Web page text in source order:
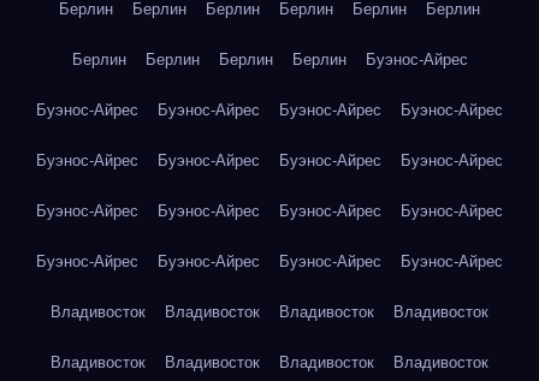
Берлин Берлин Берлин Берлин Берлин Берлин
Берлин Берлин Берлин Берлин Буэнос-Айрес
Буэнос-Айрес Буэнос-Айрес Буэнос-Айрес Буэнос-Айрес
Буэнос-Айрес Буэнос-Айрес Буэнос-Айрес Буэнос-Айрес
Буэнос-Айрес Буэнос-Айрес Буэнос-Айрес Буэнос-Айрес
Буэнос-Айрес Буэнос-Айрес Буэнос-Айрес Буэнос-Айрес
Владивосток Владивосток Владивосток Владивосток
Владивосток Владивосток Владивосток Владивосток